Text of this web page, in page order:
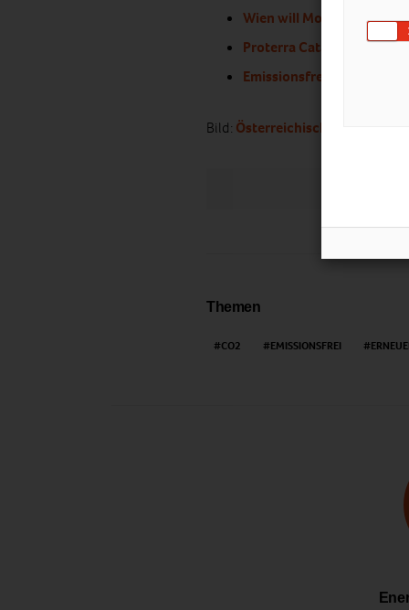
Wien will Modellregion für
Proterra Catalyst XR – E-
Emissionsfreie, lärm­arme
Bild: Österreichische Post AG
Themen
CO2 EMISSIONSFREI